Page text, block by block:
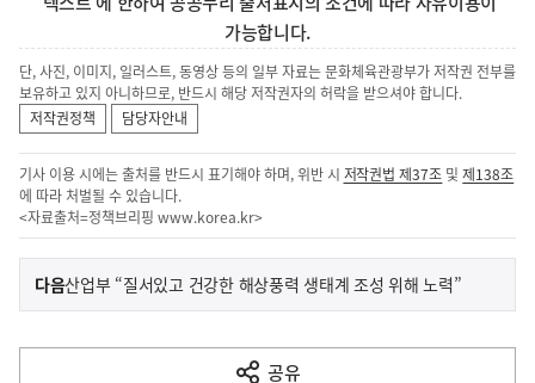
가능합니다.
단, 사진, 이미지, 일러스트, 동영상 등의 일부 자료는 문화체육관광부가 저작권 전부를
보유하고 있지 아니하므로, 반드시 해당 저작권자의 허락을 받으셔야 합니다.
저작권정책
담당자안내
기사 이용 시에는 출처를 반드시 표기해야 하며, 위반 시 저작권법 제37조 및제138조
에 따라 처벌될 수 있습니다.
<자료출처=정책브리핑 www.korea.kr>
이
전
다
다음기
사
산업부 “질서있고 건강한 해상풍력 생태계 조성 위해 노력”
공유